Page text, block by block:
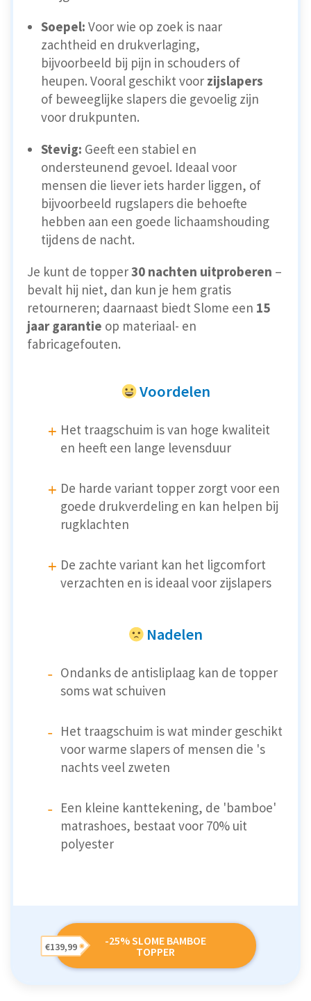
Soepel: Voor wie op zoek is naar
zachtheid en drukverlaging,
bijvoorbeeld bij pijn in schouders of
heupen. Vooral geschikt voor zijslapers
of beweeglijke slapers die gevoelig zijn
voor drukpunten.
Stevig: Geeft een stabiel en
ondersteunend gevoel. Ideaal voor
mensen die liever iets harder liggen, of
bijvoorbeeld rugslapers die behoefte
hebben aan een goede lichaamshouding
tijdens de nacht.
Je kunt de topper30 nachten uitproberen –
bevalt hij niet, dan kun je hem gratis
retourneren; daarnaast biedt Slome een 15
jaar garantie op materiaal- en
fabricagefouten.
Voordelen
Het traagschuim is van hoge kwaliteit
en heeft een lange levensduur
De harde variant topper zorgt voor een
goede drukverdeling en kan helpen bij
rugklachten
De zachte variant kan het ligcomfort
verzachten en is ideaal voor zijslapers
Nadelen
Ondanks de antisliplaag kan de topper
soms wat schuiven
Het traagschuim is wat minder geschikt
voor warme slapers of mensen die 's
nachts veel zweten
Een kleine kanttekening, de 'bamboe'
matrashoes, bestaat voor 70% uit
polyester
-25% SLOME BAMBOE
TOPPER
€139,99